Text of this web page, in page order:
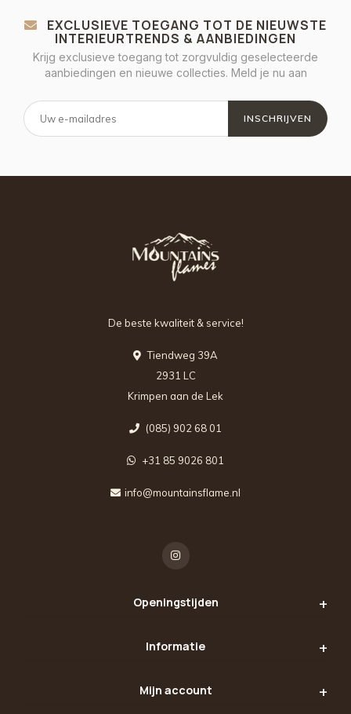
EXCLUSIEVE TOEGANG TOT DE NIEUWSTE
INTERIEURTRENDS & AANBIEDINGEN
Krijg exclusieve toegang tot zorgvuldig geselecteerde
aanbiedingen en nieuwe collecties. Meld je nu aan
INSCHRIJVEN
De beste kwaliteit & service!
Tiendweg 39A
2931 LC
Krimpen aan de Lek
(085) 902 68 01
+31 85 9026 801
info@mountainsflame.nl
Openingstijden
Informatie
Mijn account